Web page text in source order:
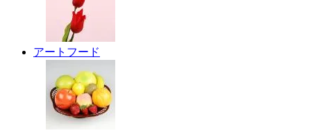
アートフード